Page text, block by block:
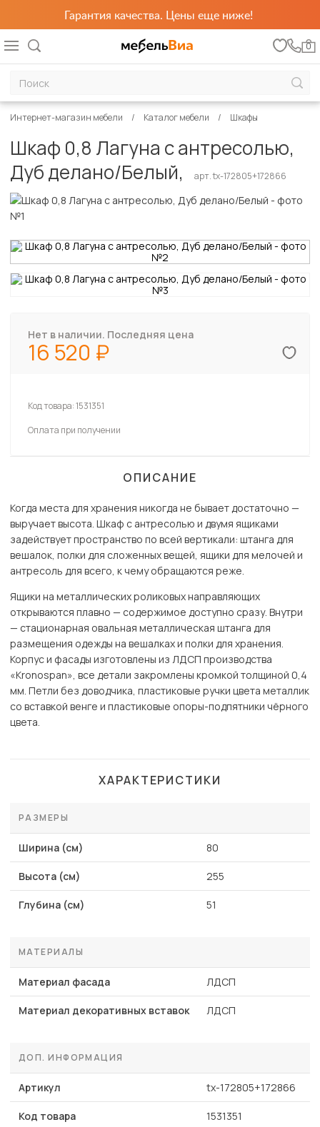
Гарантия качества. Цены еще ниже!
0
Интернет-магазин мебели Каталог мебели Шкафы
Шкаф 0,8 Лагуна с антресолью,
Дуб делано/Белый,
арт. tx-172805+172866
Нет в наличии. Последняя цена
16 520
Код товара:1531351
Оплата при получении
ОПИСАНИЕ
Когда места для хранения никогда не бывает достаточно —
выручает высота. Шкаф с антресолью и двумя ящиками
задействует пространство по всей вертикали: штанга для
вешалок, полки для сложенных вещей, ящики для мелочей и
антресоль для всего, к чему обращаются реже.
Ящики на металлических роликовых направляющих
открываются плавно — содержимое доступно сразу. Внутри
— стационарная овальная металлическая штанга для
размещения одежды на вешалках и полки для хранения.
Корпус и фасады изготовлены из ЛДСП производства
«Kronospan», все детали закромлены кромкой толщиной 0,4
мм. Петли без доводчика, пластиковые ручки цвета металлик
со вставкой венге и пластиковые опоры-подпятники чёрного
цвета.
ХАРАКТЕРИСТИКИ
РАЗМЕРЫ
Ширина (см) 80
Высота (см) 255
Глубина (см) 51
МАТЕРИАЛЫ
Материал фасада ЛДСП
Материал декоративных вставок ЛДСП
ДОП. ИНФОРМАЦИЯ
Артикул tx-172805+172866
Код товара 1531351